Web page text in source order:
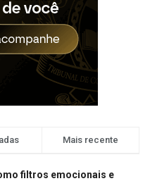
Mais recente
filtros emocionais e